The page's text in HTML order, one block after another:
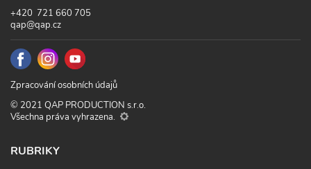
+420 721 660 705
qap@qap.cz
Zpracování osobních údajů
© 2021 QAP PRODUCTION s.r.o.
Všechna práva vyhrazena.
RUBRIKY